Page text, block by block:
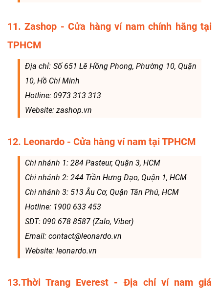
11. Zashop - Cửa hàng ví nam chính hãng tại
TPHCM
Địa chỉ: Số 651 Lê Hồng Phong, Phường 10, Quận
10, Hồ Chí Minh
Hotline: 0973 313 313
Website: zashop.vn
12. Leonardo - Cửa hàng ví nam tại TPHCM
Chi nhánh 1: 284 Pasteur, Quận 3, HCM
Chi nhánh 2: 244 Trần Hưng Đạo, Quận 1, HCM
Chi nhánh 3: 513 Âu Cơ, Quận Tân Phú, HCM
Hotline: 1900 633 453‬
SDT: 090 678 8587 (Zalo, Viber)
Email: contact@leonardo.vn
Website: leonardo.vn
13.Thời Trang Everest - Địa chỉ ví nam giá